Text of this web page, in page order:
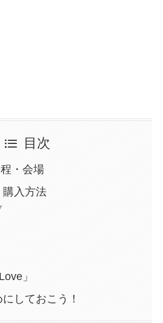
目次
程・会場
購入方法
」
しておこう！